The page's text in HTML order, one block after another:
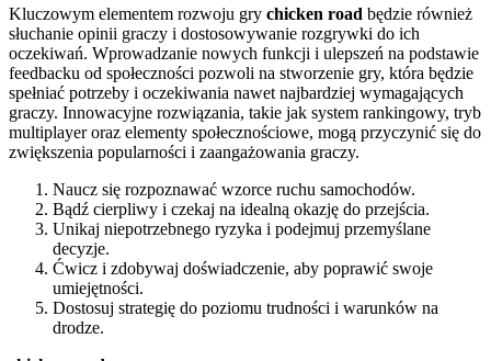
Kluczowym elementem rozwoju gry chicken road będzie również
słuchanie opinii graczy i dostosowywanie rozgrywki do ich
oczekiwań. Wprowadzanie nowych funkcji i ulepszeń na podstawie
feedbacku od społeczności pozwoli na stworzenie gry, która będzie
spełniać potrzeby i oczekiwania nawet najbardziej wymagających
graczy. Innowacyjne rozwiązania, takie jak system rankingowy, tryb
multiplayer oraz elementy społecznościowe, mogą przyczynić się do
zwiększenia popularności i zaangażowania graczy.
Naucz się rozpoznawać wzorce ruchu samochodów.
Bądź cierpliwy i czekaj na idealną okazję do przejścia.
Unikaj niepotrzebnego ryzyka i podejmuj przemyślane
decyzje.
Ćwicz i zdobywaj doświadczenie, aby poprawić swoje
umiejętności.
Dostosuj strategię do poziomu trudności i warunków na
drodze.